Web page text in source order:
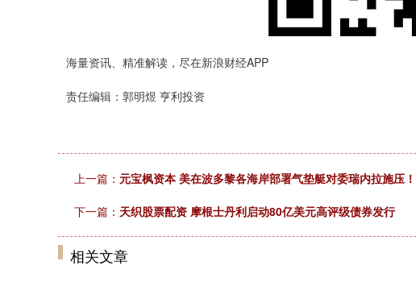
海量资讯、精准解读，尽在新浪财经APP
责任编辑：郭明煜 亨利投资
上一篇： 元宝枫资本 美在波多黎各海岸部署气垫艇对委瑞内拉施压！
下一篇： 天织股票配资 摩根士丹利启动80亿美元高评级债券发行
相关文章